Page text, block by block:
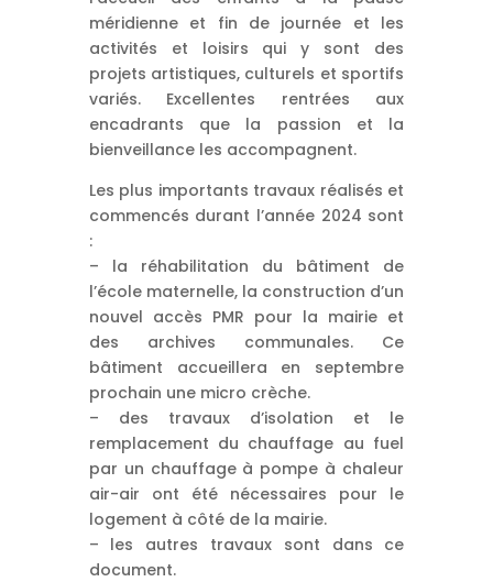
méridienne et fin de journée et les
activités et loisirs qui y sont des
projets artistiques, culturels et sportifs
variés. Excellentes rentrées aux
encadrants que la passion et la
bienveillance les accompagnent.
Les plus importants travaux réalisés et
commencés durant l’année 2024 sont
:
– la réhabilitation du bâtiment de
l’école maternelle, la construction d’un
nouvel accès PMR pour la mairie et
des archives communales. Ce
bâtiment accueillera en septembre
prochain une micro crèche.
– des travaux d’isolation et le
remplacement du chauffage au fuel
par un chauffage à pompe à chaleur
air-air ont été nécessaires pour le
logement à côté de la mairie.
– les autres travaux sont dans ce
document.